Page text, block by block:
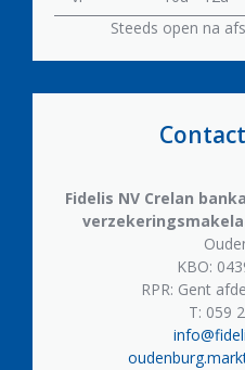
Steeds open na
Fidelis NV Crelan
KBO:
RPR: Gent
T: 059